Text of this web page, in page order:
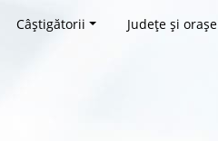
Câștigătorii Județe și orașe